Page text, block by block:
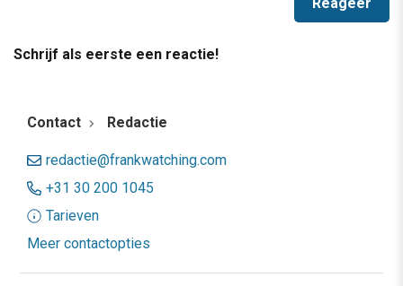
Schrijf als eerste een reactie!
Contact Redactie
redactie@frankwatching.com
+31 30 200 1045
Tarieven
Meer contactopties